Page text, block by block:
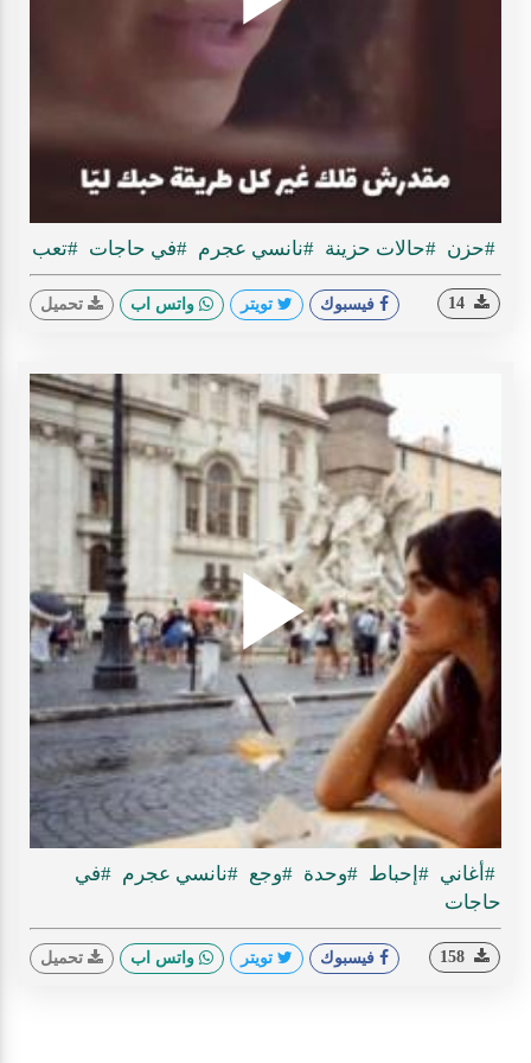
Play
#حزن #حالات حزينة #نانسي عجرم #في حاجات #تعب
فيسبوك تويتر واتس اب تحميل
Play
#أغاني #إحباط #وحدة #وجع #نانسي عجرم #في
حاجات
فيسبوك تويتر واتس اب تحميل